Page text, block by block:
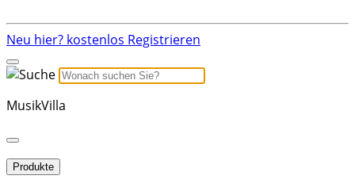
Neu hier? kostenlos Registrieren
MusikVilla
Produkte